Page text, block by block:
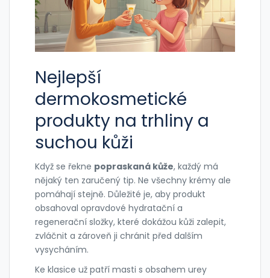
Nejlepší
dermokosmetické
produkty na trhliny a
suchou kůži
Když se řekne popraskaná kůže, každý má
nějaký ten zaručený tip. Ne všechny krémy ale
pomáhají stejně. Důležité je, aby produkt
obsahoval opravdové hydratační a
regenerační složky, které dokážou kůži zalepit,
zvláčnit a zároveň ji chránit před dalším
vysycháním.
Ke klasice už patří masti s obsahem urey